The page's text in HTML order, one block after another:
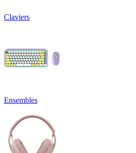
Claviers
Ensembles